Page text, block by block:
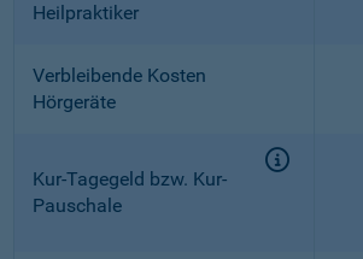
Heilpraktiker
Verbleibende Kosten
Hörgeräte
Kur-Tagegeld bzw. Kur-
Pauschale